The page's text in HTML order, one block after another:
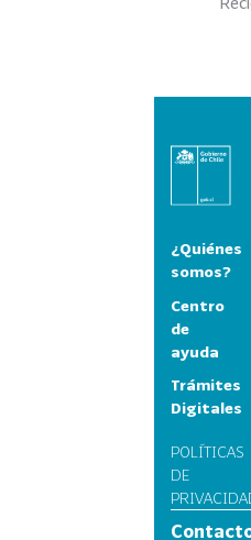
¿Quiénes
somos?
Centro
de
ayuda
Trámites
Digitales
POLÍTICAS
DE